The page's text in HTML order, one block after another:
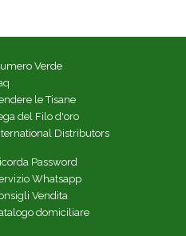
Verde
le Tisane
del Filo d'oro
Distributors
Password
Whatsapp
Vendita
domiciliare